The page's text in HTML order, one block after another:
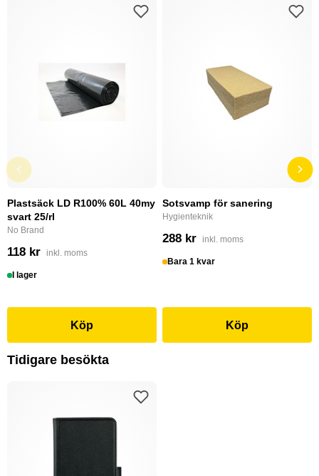
Plastsäck LD R100% 60L 40my
svart 25/rl
No Brand
118 kr inkl. moms
I lager
Köp
Sotsvamp för sanering
Hygienteknik
288 kr inkl. moms
Bara 1 kvar
Köp
Tidigare besökta